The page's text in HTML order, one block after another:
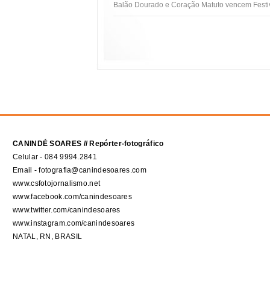
Balão Dourado e Coração Matuto vencem
CANINDÉ SOARES // Repórter-fotográfico
Celular - 084 9994.2841
Email - fotografia@canindesoares.com
www.csfotojornalismo.net
www.facebook.com/canindesoares
www.twitter.com/canindesoares
www.instagram.com/canindesoares
NATAL, RN, BRASIL